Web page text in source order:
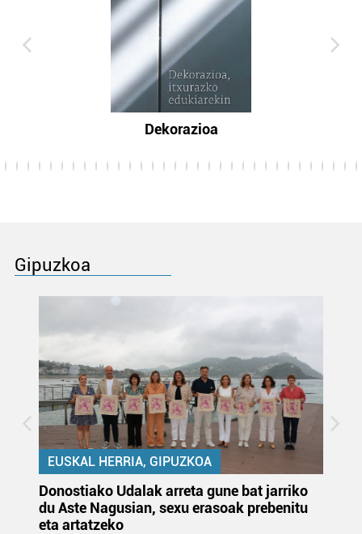
Dekorazioa
Gipuzkoa
EUSKAL HERRIA, GIPUZKOA
Donostiako Udalak arreta gune bat jarriko
du Aste Nagusian, sexu erasoak prebenitu
eta artatzeko